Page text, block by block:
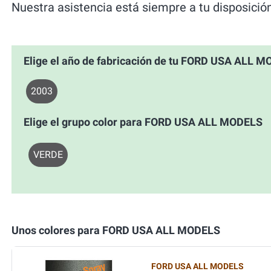
Nuestra asistencia está siempre a tu
Elige el año de fabricación de tu FORD USA ALL
2003
Elige el grupo color para FORD USA ALL MODELS
VERDE
Unos colores para FORD USA ALL MODELS
FORD USA ALL MODELS